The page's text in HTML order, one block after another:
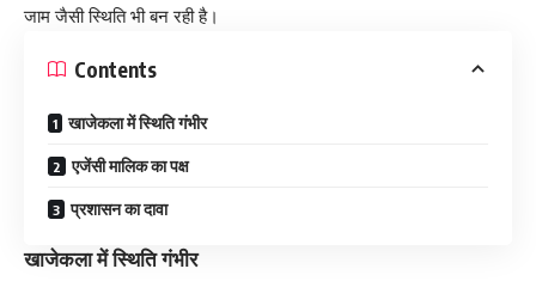
जाम जैसी स्थिति भी बन रही है।
Contents
खाजेकला में स्थिति गंभीर
एजेंसी मालिक का पक्ष
प्रशासन का दावा
खाजेकला में स्थिति गंभीर